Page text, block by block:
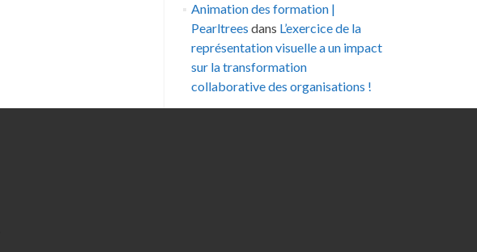
Animation des formation |
Pearltrees dans L’exercice de la
représentation visuelle a un impact
sur la transformation
collaborative des organisations !